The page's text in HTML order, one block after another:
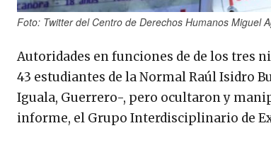
Foto: Twitter del Centro de Derechos Humanos Miguel
Autoridades en funciones de de los tres
43 estudiantes de la Normal Raúl Isidro
Iguala, Guerrero-, pero ocultaron y
informe, el Grupo Interdisciplinario de